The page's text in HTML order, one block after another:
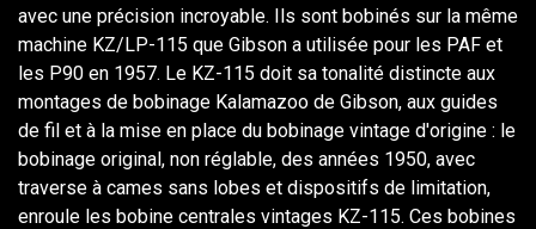
avec une précision incroyable. Ils sont bobinés sur la même
machine KZ/LP-115 que Gibson a utilisée pour les PAF et
les P90 en 1957. Le KZ-115 doit sa tonalité distincte aux
montages de bobinage Kalamazoo de Gibson, aux guides
de fil et à la mise en place du bobinage vintage d'origine : le
bobinage original, non réglable, des années 1950, avec
traverse à cames sans lobes et dispositifs de limitation,
enroule les bobine centrales vintages KZ-115. Ces bobines